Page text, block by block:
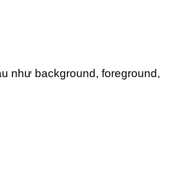
như background, foreground,